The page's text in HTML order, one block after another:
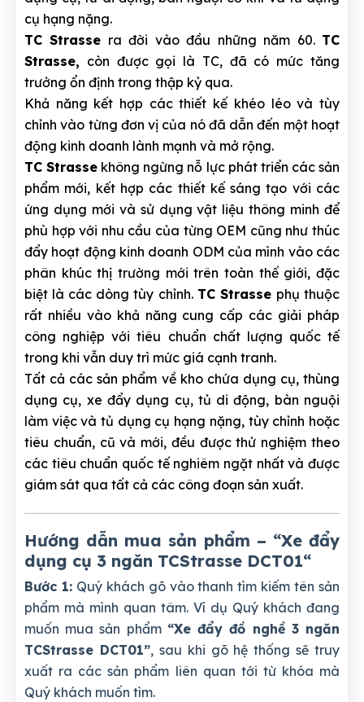
cụ hạng nặng.
TC Strasse ra đời vào đầu những năm 60. TC
Strasse, còn được gọi là TC, đã có mức tăng
trưởng ổn định trong thập kỷ qua.
Khả năng kết hợp các thiết kế khéo léo và tùy
chỉnh vào từng đơn vị của nó đã dẫn đến một hoạt
động kinh doanh lành mạnh và mở rộng.
TC Strasse không ngừng nỗ lực phát triển các sản
phẩm mới, kết hợp các thiết kế sáng tạo với các
ứng dụng mới và sử dụng vật liệu thông minh để
phù hợp với nhu cầu của từng OEM cũng như thúc
đẩy hoạt động kinh doanh ODM của mình vào các
phân khúc thị trường mới trên toàn thế giới, đặc
biệt là các dòng tùy chỉnh. TC Strasse phụ thuộc
rất nhiều vào khả năng cung cấp các giải pháp
công nghiệp với tiêu chuẩn chất lượng quốc tế
trong khi vẫn duy trì mức giá cạnh tranh.
Tất cả các sản phẩm về kho chứa dụng cụ, thùng
dụng cụ, xe đẩy dụng cụ, tủ di động, bàn nguội
làm việc và tủ dụng cụ hạng nặng, tùy chỉnh hoặc
tiêu chuẩn, cũ và mới, đều được thử nghiệm theo
các tiêu chuẩn quốc tế nghiêm ngặt nhất và được
giám sát qua tất cả các công đoạn sản xuất.
Hướng dẫn mua sản phẩm – “Xe đẩy
dụng cụ 3 ngăn TCStrasse DCT01“
Bước 1:Quý khách gõ vào thanh tìm kiếm tên sản
phẩm mà mình quan tâm. Ví dụ Quý khách đang
muốn mua sản phẩm “Xe đẩy đồ nghề 3 ngăn
TCStrasse DCT01”, sau khi gõ hệ thống sẽ truy
xuất ra các sản phẩm liên quan tới từ khóa mà
Quý khách muốn tìm.